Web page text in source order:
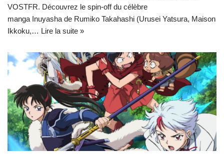
VOSTFR. Découvrez le spin-off du célèbre
manga Inuyasha de Rumiko Takahashi (Urusei Yatsura, Maison
Ikkoku,… Lire la suite »